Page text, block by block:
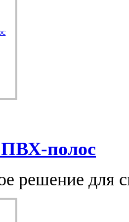
полос
решение для